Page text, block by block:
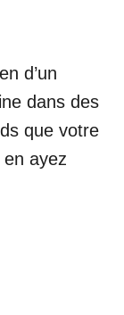
d’un
dans des
que votre
ayez